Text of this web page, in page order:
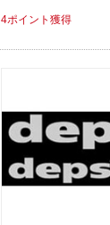
4ポイント獲得